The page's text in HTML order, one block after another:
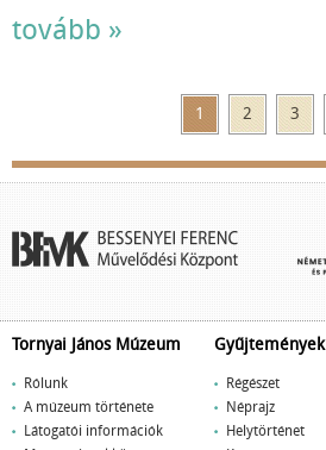
tovább »
1 2 3
Tornyai János Múzeum
Rólunk
A múzeum története
Látogatói információk
Gyűjtemények
Régészet
Néprajz
Helytörténet